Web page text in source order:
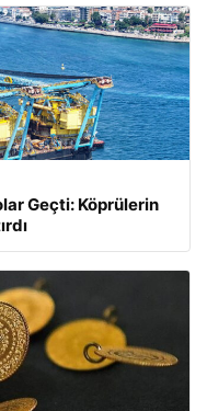
Geçti: Köprülerin